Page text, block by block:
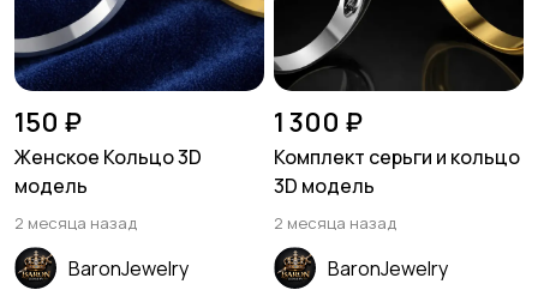
150 ₽
Женское Кольцо 3D
модель
2 месяца назад
BaronJewelry
1 300 ₽
Комплект серьги и кольцо
3D модель
2 месяца назад
BaronJewelry